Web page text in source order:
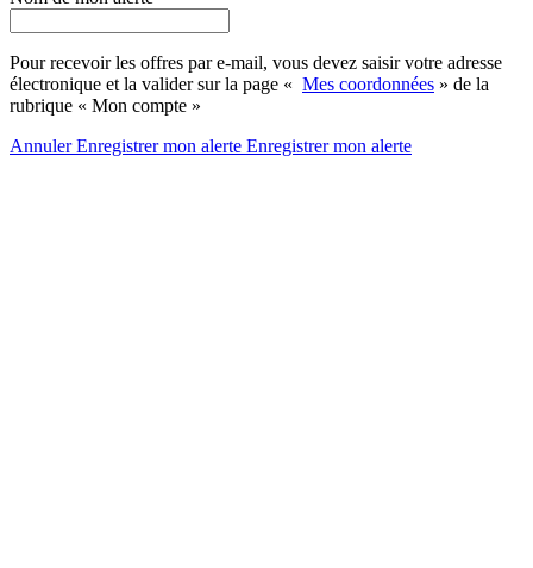
Pour recevoir les offres par e-mail, vous devez saisir votre adresse
électronique et la valider sur la page « Mes coordonnées » de la
rubrique « Mon compte »
AnnulerEnregistrer mon alerte Enregistrermon alerte